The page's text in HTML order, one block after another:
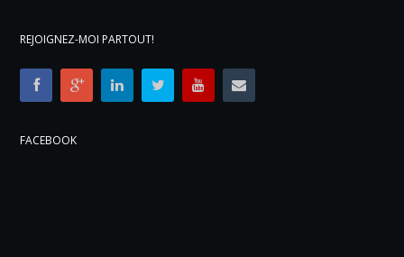
REJOIGNEZ-MOI PARTOUT!
FACEBOOK